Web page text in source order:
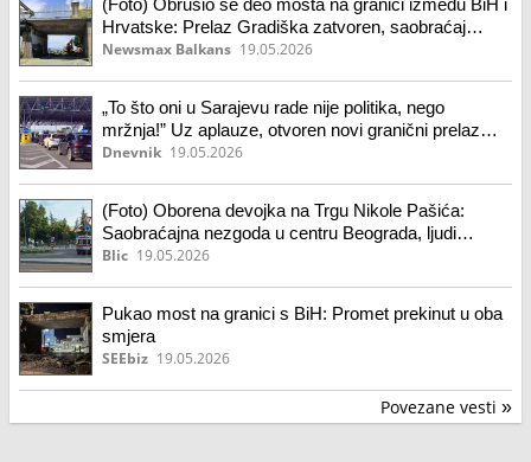
(Foto) Obrušio se deo mosta na granici između BiH i
Hrvatske: Prelaz Gradiška zatvoren, saobraćaj
preko nove lokacije
Newsmax Balkans 19.05.2026
„To što oni u Sarajevu rade nije politika, nego
mržnja!” Uz aplauze, otvoren novi granični prelaz
Gradiška koji povezuje BiH sa Hrvatskom (video)
Dnevnik 19.05.2026
(Foto) Oborena devojka na Trgu Nikole Pašića:
Saobraćajna nezgoda u centru Beograda, ljudi
odmah pritrčali da joj pomognu
Blic 19.05.2026
Pukao most na granici s BiH: Promet prekinut u oba
smjera
SEEbiz 19.05.2026
Povezane vesti »